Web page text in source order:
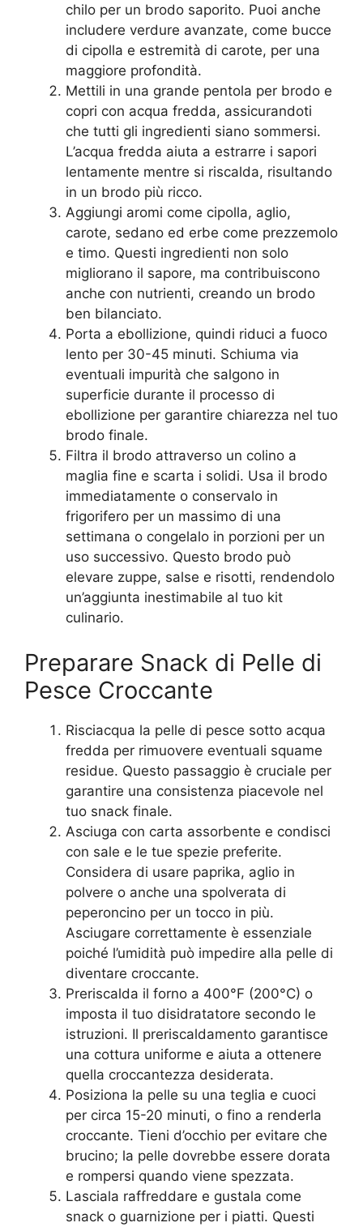
chilo per un brodo saporito. Puoi anche
includere verdure avanzate, come bucce
di cipolla e estremità di carote, per una
maggiore profondità.
Mettili in una grande pentola per brodo e
copri con acqua fredda, assicurandoti
che tutti gli ingredienti siano sommersi.
L’acqua fredda aiuta a estrarre i sapori
lentamente mentre si riscalda, risultando
in un brodo più ricco.
Aggiungi aromi come cipolla, aglio,
carote, sedano ed erbe come prezzemolo
e timo. Questi ingredienti non solo
migliorano il sapore, ma contribuiscono
anche con nutrienti, creando un brodo
ben bilanciato.
Porta a ebollizione, quindi riduci a fuoco
lento per 30-45 minuti. Schiuma via
eventuali impurità che salgono in
superficie durante il processo di
ebollizione per garantire chiarezza nel tuo
brodo finale.
Filtra il brodo attraverso un colino a
maglia fine e scarta i solidi. Usa il brodo
immediatamente o conservalo in
frigorifero per un massimo di una
settimana o congelalo in porzioni per un
uso successivo. Questo brodo può
elevare zuppe, salse e risotti, rendendolo
un’aggiunta inestimabile al tuo kit
culinario.
Preparare Snack di Pelle di
Pesce Croccante
Risciacqua la pelle di pesce sotto acqua
fredda per rimuovere eventuali squame
residue. Questo passaggio è cruciale per
garantire una consistenza piacevole nel
tuo snack finale.
Asciuga con carta assorbente e condisci
con sale e le tue spezie preferite.
Considera di usare paprika, aglio in
polvere o anche una spolverata di
peperoncino per un tocco in più.
Asciugare correttamente è essenziale
poiché l’umidità può impedire alla pelle di
diventare croccante.
Preriscalda il forno a 400°F (200°C) o
imposta il tuo disidratatore secondo le
istruzioni. Il preriscaldamento garantisce
una cottura uniforme e aiuta a ottenere
quella croccantezza desiderata.
Posiziona la pelle su una teglia e cuoci
per circa 15-20 minuti, o fino a renderla
croccante. Tieni d’occhio per evitare che
brucino; la pelle dovrebbe essere dorata
e rompersi quando viene spezzata.
Lasciala raffreddare e gustala come
snack o guarnizione per i piatti. Questi